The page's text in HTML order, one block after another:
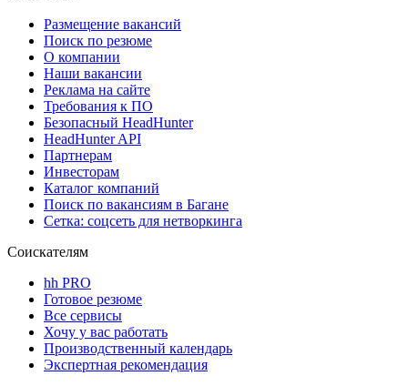
Размещение вакансий
Поиск по резюме
О компании
Наши вакансии
Реклама на сайте
Требования к ПО
Безопасный HeadHunter
HeadHunter API
Партнерам
Инвесторам
Каталог компаний
Поиск по вакансиям в Багане
Сетка: соцсеть для нетворкинга
Соискателям
hh PRO
Готовое резюме
Все сервисы
Хочу у вас работать
Производственный календарь
Экспертная рекомендация